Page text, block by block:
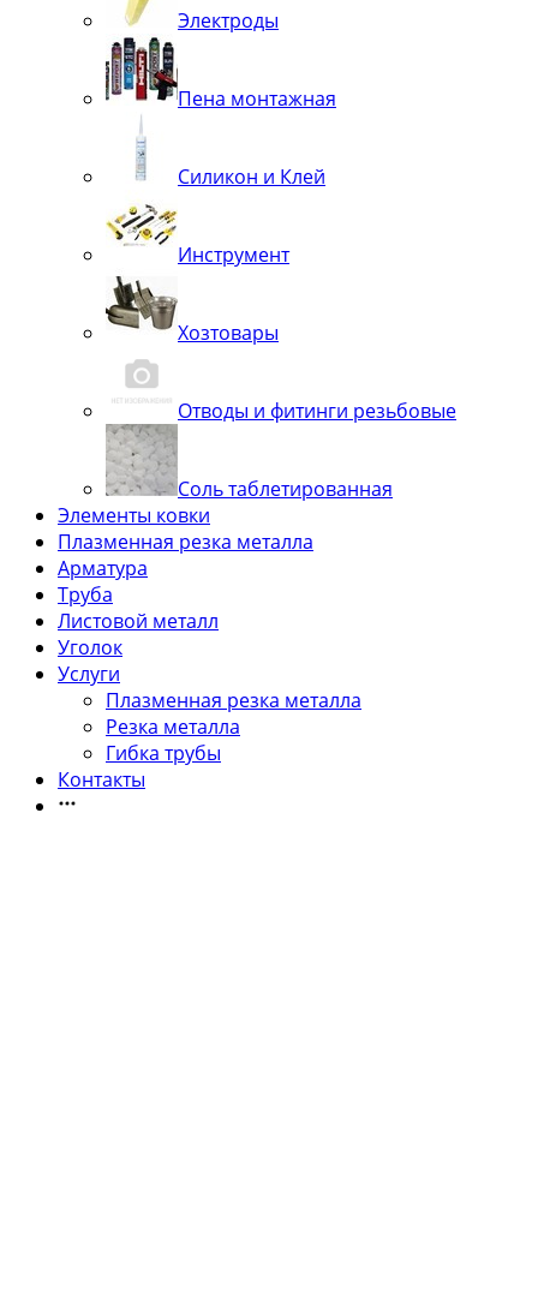
Электроды
Пена монтажная
Силикон и Клей
Инструмент
Хозтовары
Отводы и фитинги резьбовые
Соль таблетированная
Элементы ковки
Плазменная резка металла
Арматура
Труба
Листовой металл
Уголок
Услуги
Плазменная резка металла
Резка металла
Гибка трубы
Контакты